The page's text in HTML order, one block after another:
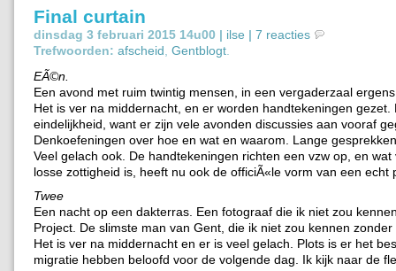
Final curtain
dinsdag 3 februari 2015 14u00 | ilse | 7 reacties
Trefwoorden: afscheid Gentblogt
EÃ©n.
Een avond met ruim twintig mensen, in een vergaderzaal
Het is ver na middernacht, en er worden handtekeningen gezet.
eindelijkheid, want er zijn vele avonden discussies aan vooraf
Denkoefeningen over hoe en wat en waarom. Lange
Veel gelach ook. De handtekeningen richten een vzw op, en
losse zottigheid is, heeft nu ook de officiÃ«le vorm van een echt
Twee
Een nacht op een dakterras. Een fotograaf die ik niet zou
Project. De slimste man van Gent, die ik niet zou kennen zonder
Het is ver na middernacht en er is veel gelach. Plots is er het
migratie hebben beloofd voor de volgende dag. Ik kijk naar de